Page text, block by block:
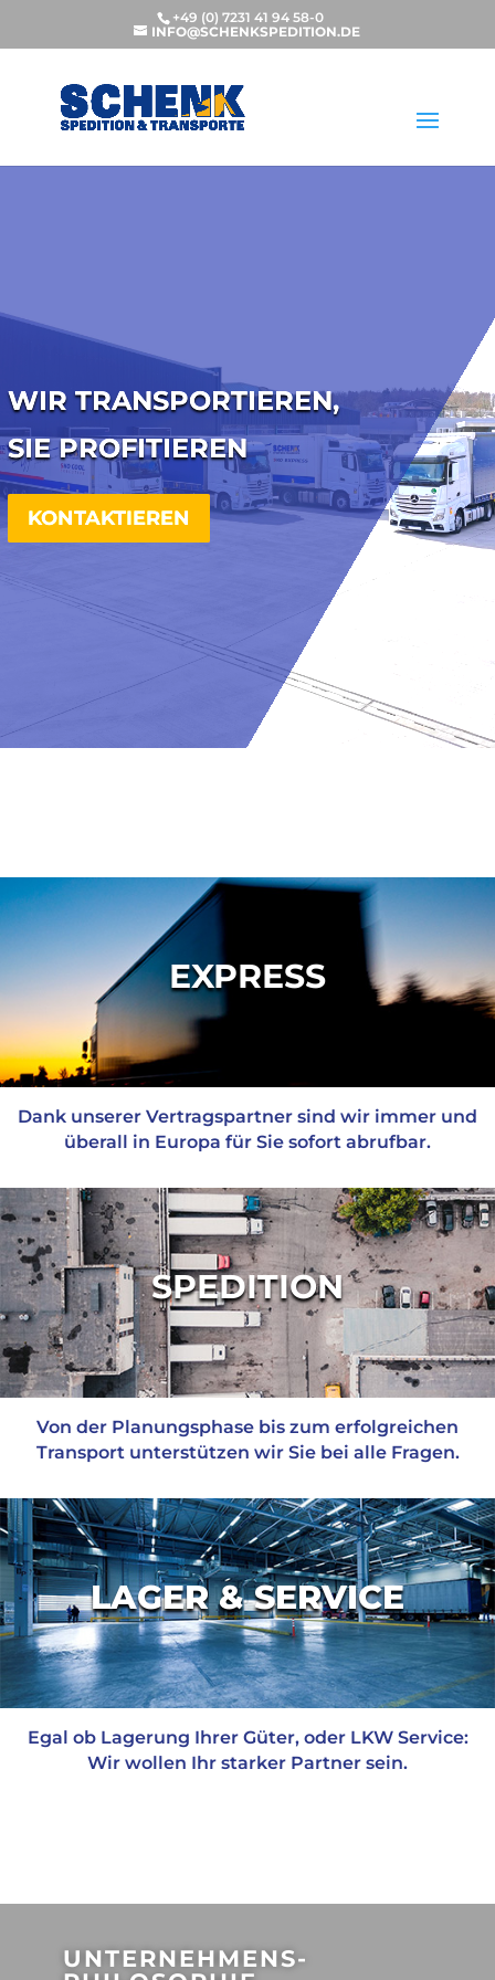
+49 (0) 7231 41 94 58-0
INFO@SCHENKSPEDITION.DE
WIR TRANSPORTIEREN,
SIE PROFITIEREN
KONTAKTIEREN
EXPRESS
Dank unserer Vertragspartner sind wir immer und
überall in Europa für Sie sofort abrufbar.
SPEDITION
Von der Planungsphase bis zum erfolgreichen
Transport unterstützen wir Sie bei alle Fragen.
LAGER & SERVICE
Egal ob Lagerung Ihrer Güter, oder LKW Service:
Wir wollen Ihr starker Partner sein.
UNTERNEHMENS-